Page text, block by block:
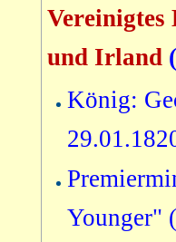
und Irland (
König:
Younger"